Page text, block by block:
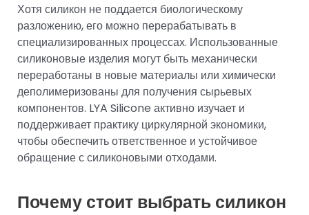
Хотя силикон не поддается биологическому
разложению, его можно перерабатывать в
специализированных процессах. Использованные
силиконовые изделия могут быть механически
переработаны в новые материалы или химически
деполимеризованы для получения сырьевых
компонентов. LYA Silicone активно изучает и
поддерживает практику циркулярной экономики,
чтобы обеспечить ответственное и устойчивое
обращение с силиконовыми отходами.
Почему стоит выбрать силикон